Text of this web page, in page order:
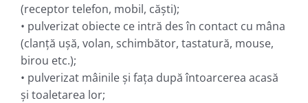
(receptor telefon, mobil, căşti);
• pulverizat obiecte ce intră des în contact cu mâna
(clanţă uşă, volan, schimbător, tastatură, mouse,
birou etc.);
• pulverizat mâinile şi faţa după întoarcerea acasă
şi toaletarea lor;